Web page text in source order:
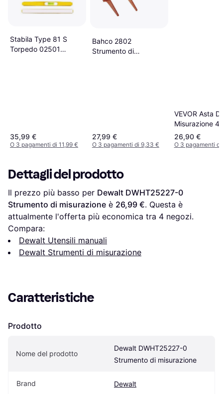
Stabila Type 81 S
Torpedo 02501
35,99 €
O 3 pagamenti di 11,99 €
Bahco 2802
Strumento di
27,99 €
O 3 pagamenti di 9,33 €
VEVOR Asta Di
Misurazione 4
Telescopica
CM/MM
26,90 €
O 3 pagamenti di
Dettagli del prodotto
Il prezzo più basso per Dewalt DWHT25227-0
Strumento di misurazione è 26,99 €. Questa è
attualmente l'offerta più economica tra 4 negozi.
Compara:
Dewalt Utensili manuali
Dewalt Strumenti di misurazione
Caratteristiche
Prodotto
Nome del prodotto
Dewalt DWHT25227-0
Strumento di misurazione
Brand Dewalt